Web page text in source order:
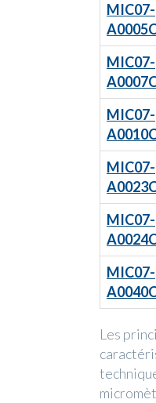
MIC07-
MIC07-
MIC07-
MIC07-
MIC07-
MIC07-
Les